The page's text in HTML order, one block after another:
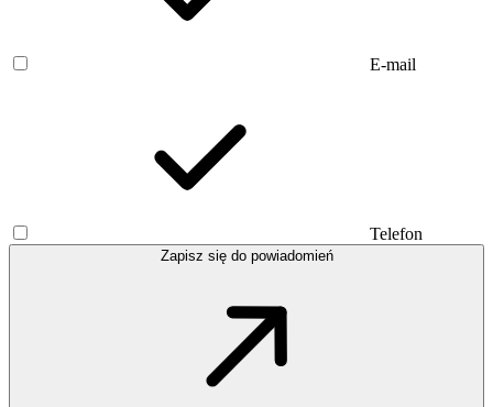
E-mail
Telefon
Zapisz się do powiadomień